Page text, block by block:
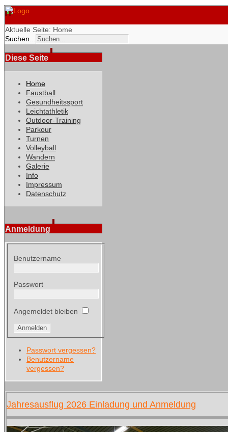
Aktuelle Seite: Home
Suchen...
Diese Seite
Home
Faustball
Gesundheitssport
Leichtathletik
Outdoor-Training
Parkour
Turnen
Volleyball
Wandern
Galerie
Info
Impressum
Datenschutz
Anmeldung
Benutzername
Passwort
Angemeldet bleiben
Passwort vergessen?
Benutzername
vergessen?
Jahresausflug 2026 Einladung und Anmeldung